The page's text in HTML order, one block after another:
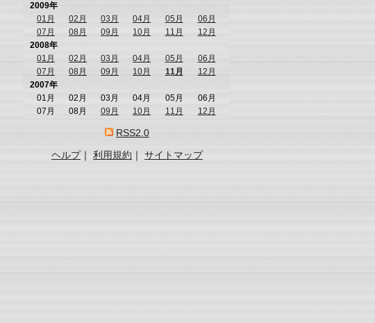
2009年
01月
02月 03月 04月 05月
06月
07月
08月 09月 10月 11月
12月
2008年
01月
02月 03月 04月 05月
06月
07月
08月 09月 10月 11月
12月
2007年
01月
02月 03月 04月 05月
06月
07月
08月 09月 10月 11月 12月
RSS2.0
ヘルプ｜ 利用規約 ｜ サイトマップ